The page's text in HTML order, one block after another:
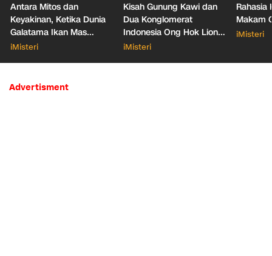
Antara Mitos dan
Keyakinan, Ketika Dunia
Galatama Ikan Mas
Bersentuhan dengan Hal
iMisteri
Kisah Gunung Kawi dan
Dua Konglomerat
Indonesia Ong Hok Liong
hingga Liem Sioe Liong
iMisteri
Rahasia
Makam
iMisteri
Advertisment